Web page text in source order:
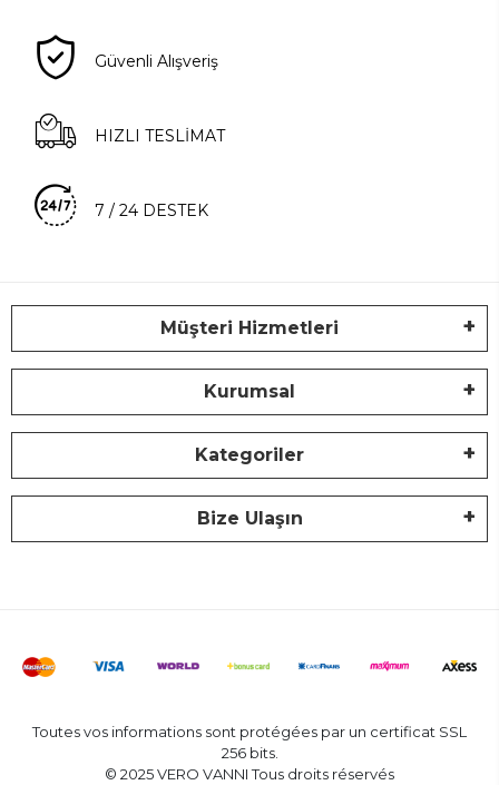
Güvenli Alışveriş
HIZLI TESLİMAT
7 / 24 DESTEK
Müşteri Hizmetleri
Kurumsal
Kategoriler
Bize Ulaşın
Toutes vos informations sont protégées par un certificat SSL
256 bits.
© 2025 VERO VANNI Tous droits réservés